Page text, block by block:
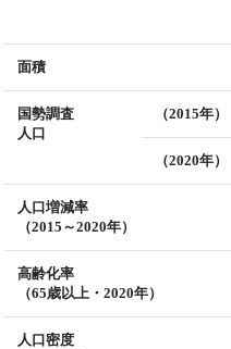
面積
国勢調査
人口
（2015年）
（2020年）
人口増減率
（2015～2020年）
高齢化率
（65歳以上・2020年）
人口密度